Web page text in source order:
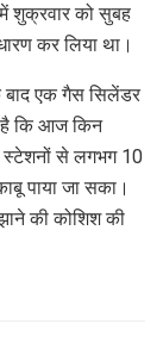
में शुक्रवार को सुबह
कर लिया था।
एक गैस सिलेंडर
है कि आज किन
से लगभग 10
पाया जा सका।
की कोशिश की